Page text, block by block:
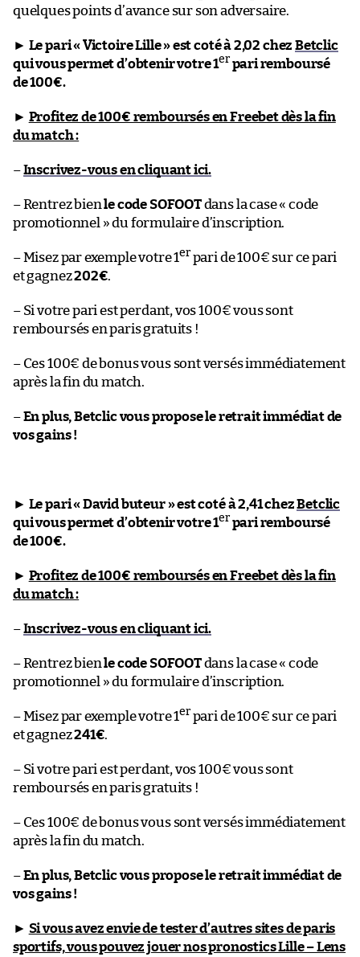
quelques points d’avance sur son adversaire.
► Le pari « Victoire Lille » est coté à 2,02 chezBetclic
qui vous permet d’obtenir votre 1er pari remboursé
de 100€.
► Profitez de 100€ remboursés en Freebet dès la fin
du match :
–Inscrivez-vous en cliquant ici.
– Rentrez bienle code SOFOOTdans la case « code
promotionnel » du formulaire d’inscription.
– Misez par exemple votre 1er pari de 100€ sur ce pari
et gagnez202€.
– Si votre pari est perdant, vos 100€ vous sont
remboursés en paris gratuits !
– Ces 100€ de bonus vous sont versés immédiatement
après la fin du match.
–En plus, Betclic vous propose le retrait immédiat de
vos gains !
► Le pari « David buteur » est coté à 2,41 chezBetclic
qui vous permet d’obtenir votre 1er pari remboursé
de 100€.
► Profitez de 100€ remboursés en Freebet dès la fin
du match :
–Inscrivez-vous en cliquant ici.
– Rentrez bienle code SOFOOTdans la case « code
promotionnel » du formulaire d’inscription.
– Misez par exemple votre 1er pari de 100€ sur ce pari
et gagnez241€.
– Si votre pari est perdant, vos 100€ vous sont
remboursés en paris gratuits !
– Ces 100€ de bonus vous sont versés immédiatement
après la fin du match.
–En plus, Betclic vous propose le retrait immédiat de
vos gains !
► Si vous avez envie de tester d’autres sites de paris
sportifs, vous pouvez jouer nos pronostics Lille – Lens